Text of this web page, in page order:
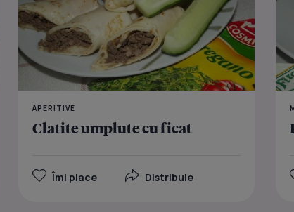
APERITIVE
Clatite umplute cu ficat
Îmi place Distribuie